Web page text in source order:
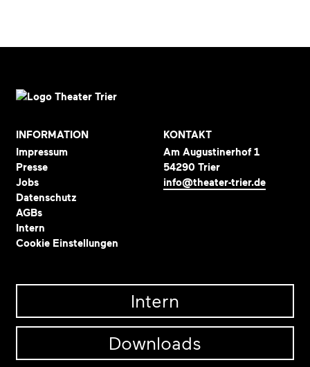
INFORMATION
Impressum
Presse
Jobs
Datenschutz
AGBs
Intern
Cookie Einstellungen
KONTAKT
Am Augustinerhof 1
54290 Trier
info@theater-trier.de
Intern
Downloads